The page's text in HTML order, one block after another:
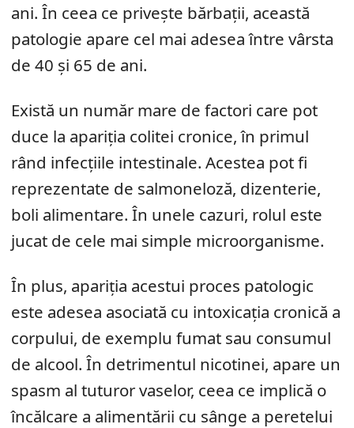
ani. În ceea ce privește bărbații, această
patologie apare cel mai adesea între vârsta
de 40 și 65 de ani.
Există un număr mare de factori care pot
duce la apariția colitei cronice, în primul
rând infecțiile intestinale. Acestea pot fi
reprezentate de salmoneloză, dizenterie,
boli alimentare. În unele cazuri, rolul este
jucat de cele mai simple microorganisme.
În plus, apariția acestui proces patologic
este adesea asociată cu intoxicația cronică a
corpului, de exemplu fumat sau consumul
de alcool. În detrimentul nicotinei, apare un
spasm al tuturor vaselor, ceea ce implică o
încălcare a alimentării cu sânge a peretelui